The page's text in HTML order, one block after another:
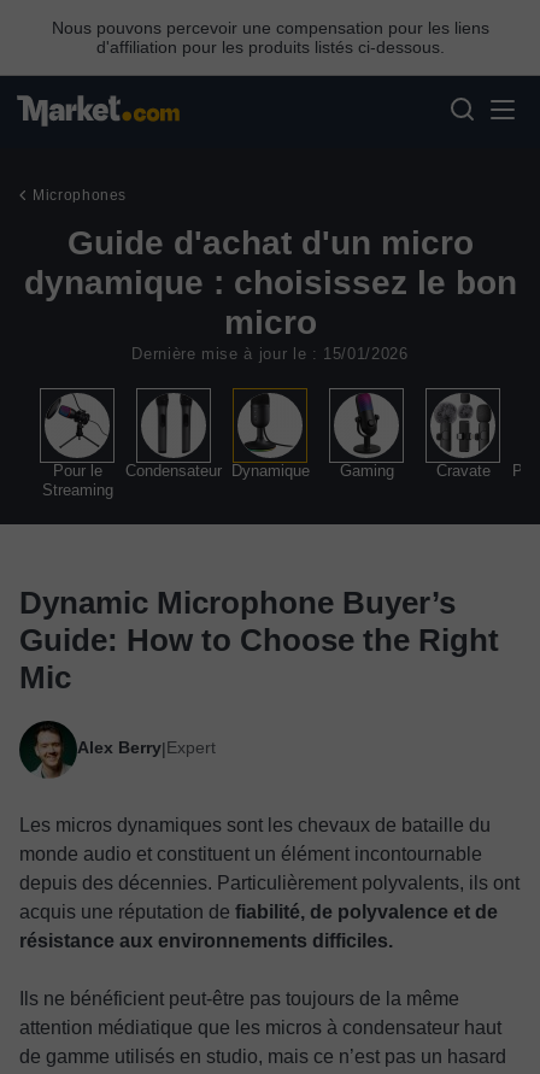
Nous pouvons percevoir une compensation pour les liens
d'affiliation pour les produits listés ci-dessous.
Microphones
Guide d'achat d'un micro
dynamique : choisissez le bon
micro
Dernière mise à jour le : 15/01/2026
Pour le
Streaming
Condensateur Dynamique Gaming Cravate
Dynamic Microphone Buyer’s
Guide: How to Choose the Right
Mic
Alex Berry|Expert
Les micros dynamiques sont les chevaux de bataille du
monde audio et constituent un élément incontournable
depuis des décennies. Particulièrement polyvalents, ils ont
acquis une réputation de fiabilité, de polyvalence et de
résistance aux environnements difficiles.
Ils ne bénéficient peut-être pas toujours de la même
attention médiatique que les micros à condensateur haut
de gamme utilisés en studio, mais ce n’est pas un hasard